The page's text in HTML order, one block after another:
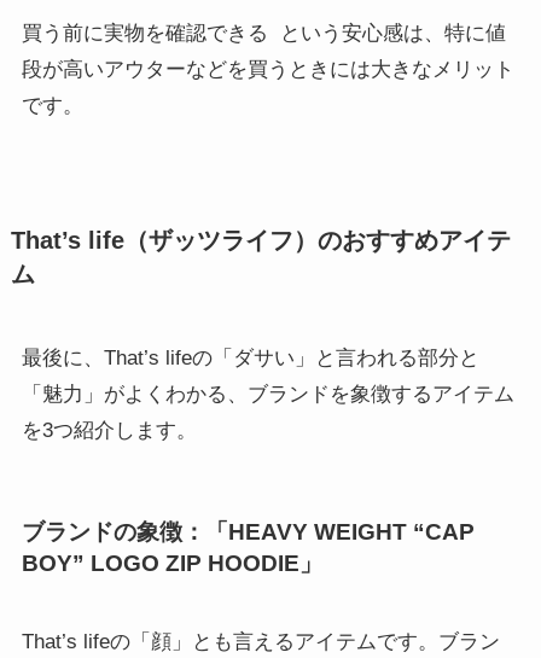
買う前に実物を確認できる
という安心感は、特に値
段が高いアウターなどを買うときには大きなメリット
です。
That’s life（ザッツライフ）のおすすめアイテ
ム
最後に、That’s lifeの「ダサい」と言われる部分と
「魅力」がよくわかる、ブランドを象徴するアイテム
を3つ紹介します。
ブランドの象徴：「HEAVY WEIGHT “CAP
BOY” LOGO ZIP HOODIE」
That’s lifeの「顔」とも言えるアイテムです。ブラン